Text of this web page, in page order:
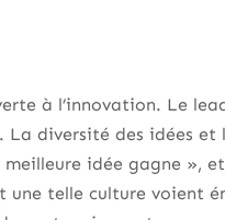
à l’innovation. Le
La diversité des idées et
idée gagne »,
une telle culture voient